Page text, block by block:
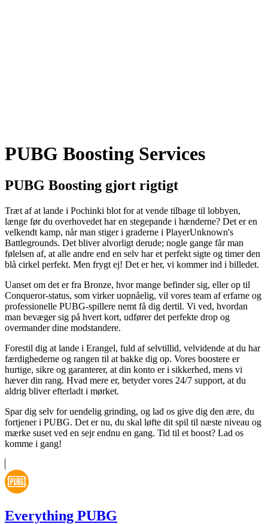
PUBG Boosting Services
PUBG Boosting gjort rigtigt
Træt af at lande i Pochinki blot for at vende tilbage til lobbyen,
længe før du overhovedet har en stegepande i hænderne? Det er en
velkendt kamp, når man stiger i graderne i PlayerUnknown's
Battlegrounds. Det bliver alvorligt derude; nogle gange får man
følelsen af, at alle andre end en selv har et perfekt sigte og timer den
blå cirkel perfekt. Men frygt ej! Det er her, vi kommer ind i billedet.
Uanset om det er fra Bronze, hvor mange befinder sig, eller op til
Conqueror-status, som virker uopnåelig, vil vores team af erfarne og
professionelle PUBG-spillere nemt få dig dertil. Vi ved, hvordan
man bevæger sig på hvert kort, udfører det perfekte drop og
overmander dine modstandere.
Forestil dig at lande i Erangel, fuld af selvtillid, velvidende at du har
færdighederne og rangen til at bakke dig op. Vores boostere er
hurtige, sikre og garanterer, at din konto er i sikkerhed, mens vi
hæver din rang. Hvad mere er, betyder vores 24/7 support, at du
aldrig bliver efterladt i mørket.
Spar dig selv for uendelig grinding, og lad os give dig den ære, du
fortjener i PUBG. Det er nu, du skal løfte dit spil til næste niveau og
mærke suset ved en sejr endnu en gang. Tid til et boost? Lad os
komme i gang!
Everything PUBG